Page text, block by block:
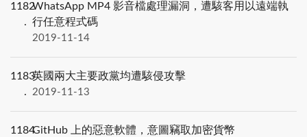
1182WhatsApp MP4 影音檔處理漏洞，遭駭客用以遠端執
行任意程式碼
2019-11-14
1183英國兩大主要政黨均遭駭侵攻擊
2019-11-13
1184GitHub 上的惡意軟體，意圖竊取加密貨幣